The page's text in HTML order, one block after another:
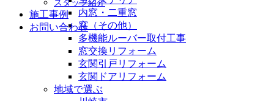
スタッフ紹介
施工事例
お問い合わせ
内窓・二重窓
窓（その他）
多機能ルーバー取付工事
窓交換リフォーム
玄関引戸リフォーム
玄関ドアリフォーム
地域で選ぶ